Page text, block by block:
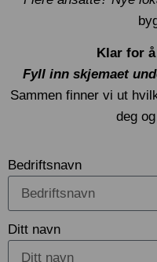
Klar for
Fyll inn skjemaet
Sammen finner vi ut
deg
Bedriftsnavn
Ditt navn